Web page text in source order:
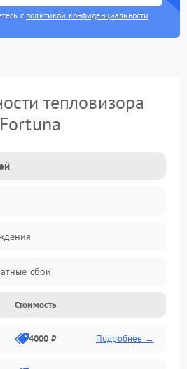
с политикой конфиденциальности
тепловизора
Fortuna
сбои
и оптики
Стоимость
4000 ₽ Подробнее →